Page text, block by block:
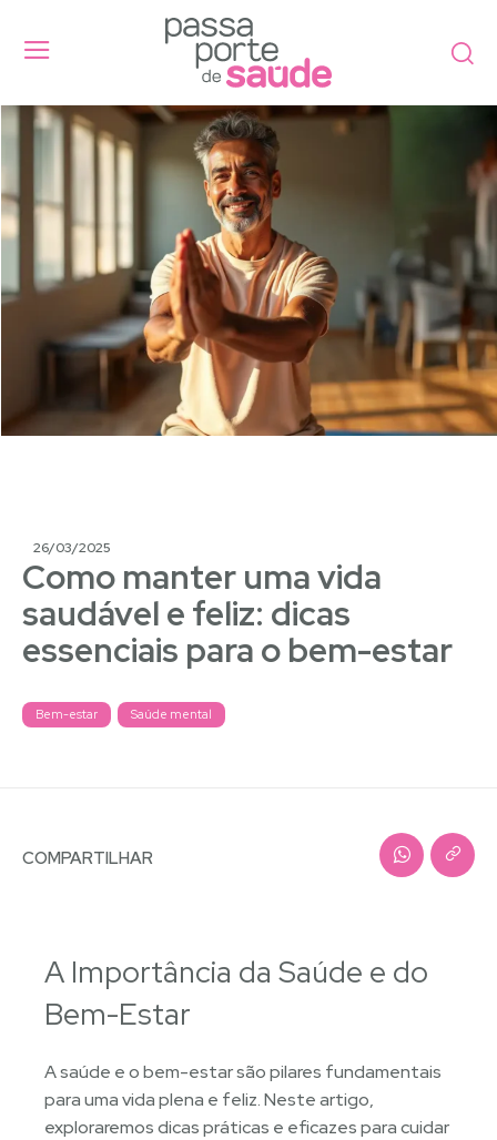
26/03/2025
Como manter uma vida
saudável e feliz: dicas
essenciais para o bem-estar
Bem-estar Saúde mental
COMPARTILHAR
A Importância da Saúde e do
Bem-Estar
A saúde e o bem-estar são pilares fundamentais
para uma vida plena e feliz. Neste artigo,
exploraremos dicas práticas e eficazes para cuidar